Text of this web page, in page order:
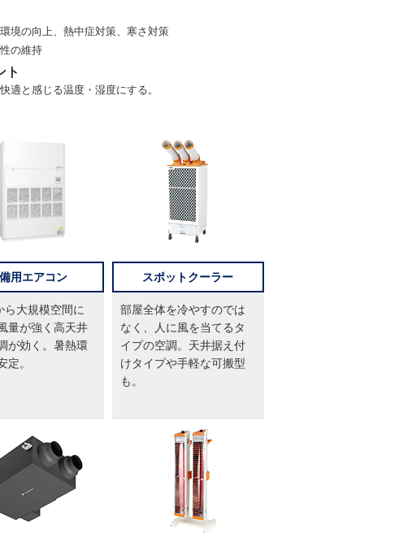
境の向上、熱中症対策、寒さ対策
の維持
ト
適と感じる温度・湿度にする。
用エアコン
ら大規模空間に
量が強く高天井
が効く。暑熱環
定。
スポットクーラー
部屋全体を冷やすのでは
なく、人に風を当てるタ
イプの空調。天井据え付
けタイプや手軽な可搬型
も。